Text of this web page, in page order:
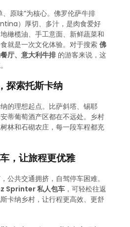
原味”为核心。佛罗伦萨牛排
）厚切、多汁，是肉食爱好
橄榄油、手工意面、新鲜蔬菜和
就是一次文化体验。对于搜索佛
厅、意大利牛排 的游客来说，这
探索托斯卡纳
的理想起点。比萨斜塔、锡耶
蒂葡萄酒产区都在不远处。乡村
林和石砌农庄，每一段车程都充
，让旅程更优雅
公共交通拥挤，自驾停车困难。
Sprinter 私人包车 ，可轻松往返
卡纳乡村，让行程更高效、更舒